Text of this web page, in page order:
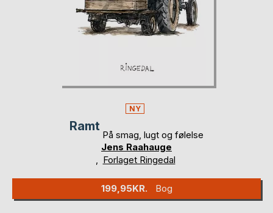
NY
Ramt
På smag, lugt og følelse
Jens Raahauge
, Forlaget Ringedal
199,95KR. Bog